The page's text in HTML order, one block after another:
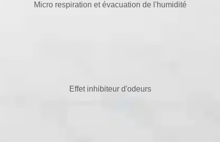
Micro respiration et évacuation de l'humidité
Effet inhibiteur d'odeurs